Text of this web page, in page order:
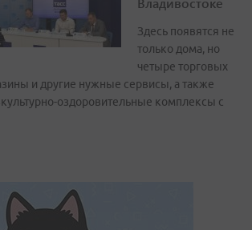
Здесь появятся не
только дома, но
четыре торговых
и другие нужные сервисы, а также
оздоровительные комплексы с